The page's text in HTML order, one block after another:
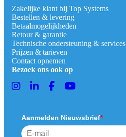
Zakelijke klant bij Top Systems
Bestellen & levering
Betaalmogelijkheden
Retour & garantie
Technische ondersteuning & services
Prijzen & tarieven
Contact opnemen
Bezoek ons ook op
Aanmelden Nieuwsbrief*